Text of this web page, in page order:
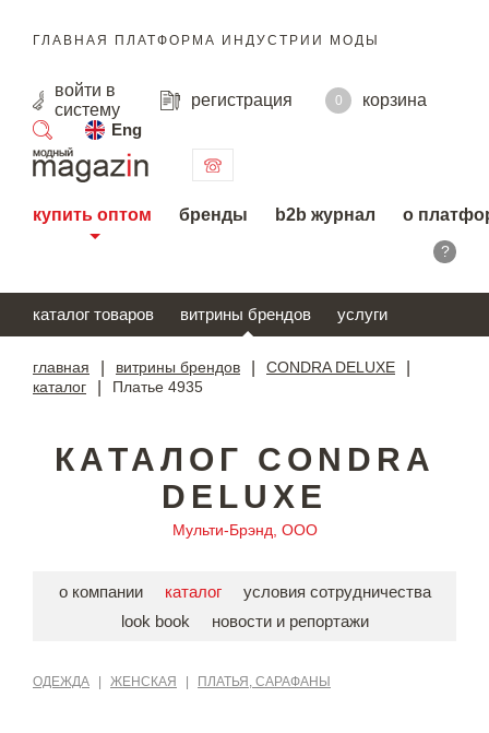
ГЛАВНАЯ ПЛАТФОРМА ИНДУСТРИИ МОДЫ
войти в
систему
регистрация 0
корзина
Eng
поиск
купить оптом бренды b2b журнал о
?
каталог товаров витрины брендов услуги
главная витрины брендов CONDRA DELUXE
каталог Платье 4935
КАТАЛОГ CONDRA
DELUXE
Мульти-Брэнд, ООО
о компании каталог
условия сотрудничества
look book
новости и репортажи
ОДЕЖДА ЖЕНСКАЯ ПЛАТЬЯ, САРАФАНЫ